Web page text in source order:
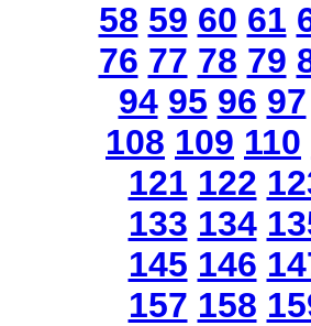
58 59 60 61
76 77 78 79
94 95 96 97
108 109 110
121 122
133 134
145 146
157 158